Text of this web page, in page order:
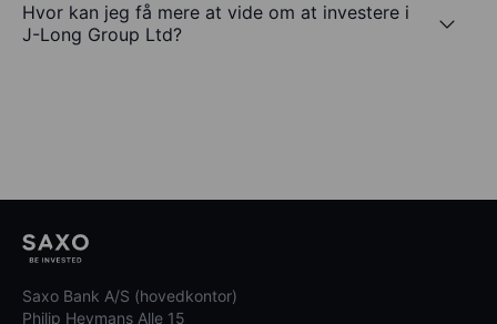
Hvor kan jeg få mere at vide om at investere i
J-Long Group Ltd?
Saxo Bank A/S (hovedkontor)
Philip Heymans Alle 15